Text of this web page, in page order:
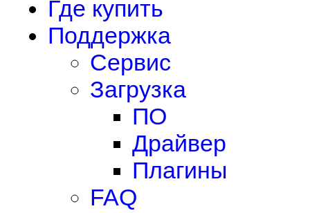
Где купить
Поддержка
Сервис
Загрузка
ПО
Драйвер
Плагины
FAQ